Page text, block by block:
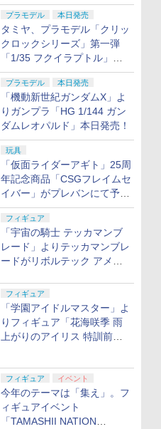
プラモデル 本日発売
タミヤ、プラモデル「クリッ
クロックシリーズ」第一弾
「1/35 フクイラプトル」本
日発売！
プラモデル 本日発売
「機動新世紀ガンダムX」よ
りガンプラ「HG 1/144 ガン
ダムレオパルド」本日発売！
玩具
「仮面ライダーアギト」25周
年記念商品「CSGフレイムセ
イバー」がプレバンにて予約
開始
フィギュア
「宇宙の騎士 テッカマンブ
レード」よりテッカマンブレ
ードがリボルテック アメイ
定
フィギュア
「学園アイドルマスター」よ
りフィギュア「花海咲季 雨
上がりのアイリス 特訓前
フィギュア イベント
今年のテーマは「集え」。フ
ィギュアイベント
「TAMASHII NATION